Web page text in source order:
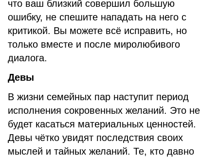
что ваш близкий совершил большую
ошибку, не спешите нападать на него с
критикой. Вы можете всё исправить, но
только вместе и после миролюбивого
диалога.
Девы
В жизни семейных пар наступит период
исполнения сокровенных желаний. Это не
будет касаться материальных ценностей.
Девы чётко увидят последствия своих
мыслей и тайных желаний. Те, кто давно